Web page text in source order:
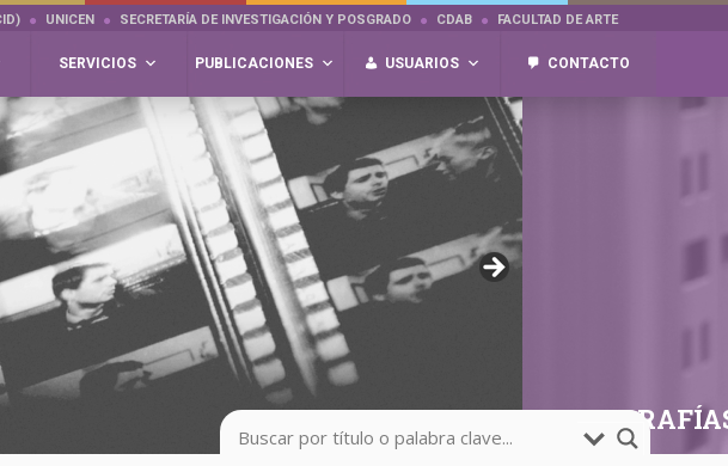
UNICEN SECRETARÍA DE INVESTIGACIÓN Y POSGRADO CDAB FACULTAD DE ARTE
SERVICIOS PUBLICACIONES USUARIOS CONTACTO